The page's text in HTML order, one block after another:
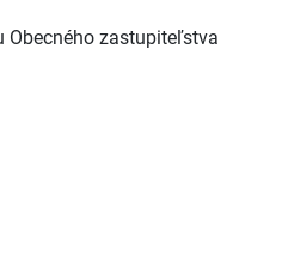
Obecného zastupiteľstva